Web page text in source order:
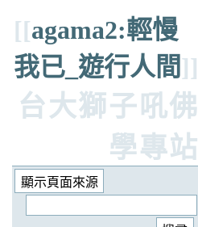
[[agama2:輕慢
我已_遊行人間]]
台大獅子吼佛
學專站